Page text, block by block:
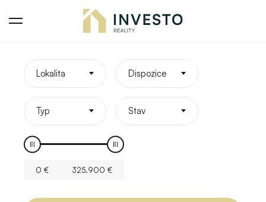
Lokalita Dispozice
Typ Stav
0 € 325.900 €